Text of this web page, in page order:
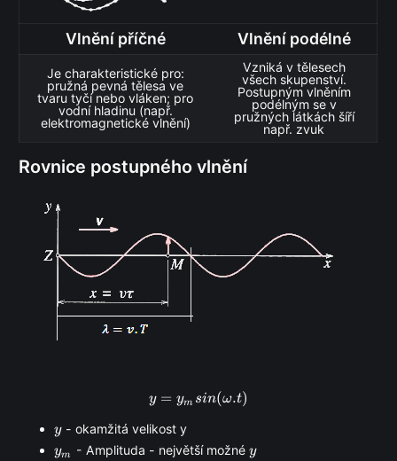
Vlnění příčné Vlnění podélné
Je charakteristické pro:
pružná pevná tělesa ve
tvaru tyčí nebo vláken; pro
vodní hladinu (např.
elektromagnetické vlnění)
Vzniká v tělesech
všech skupenství.
Postupným vlněním
podélným se v
pružných látkách šíří
např. zvuk
Rovnice postupného vlnění
y = y_{m}sin(\omega .t)
y = ym sin(ω.t)
y
y- okamžitá velikost y
y_{m}
ym - Amplituda - největší možné y
y